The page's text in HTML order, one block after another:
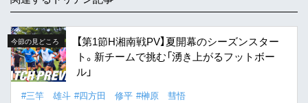
今節の見どころ
【第1節H湘南戦PV】夏開幕のシーズンスター
ト。新チームで挑む「湧き上がるフットボー
ル」
#三竿 雄斗 #四方田 修平 #榊原 彗悟